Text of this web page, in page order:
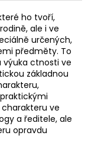
ho tvoří,
ale i ve
určených,
předměty. To
výuka ctnosti ve
základnou
ve
a ředitele, ale
opravdu